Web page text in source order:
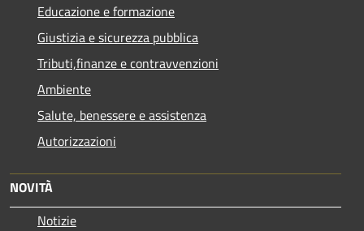
Educazione e formazione
Giustizia e sicurezza pubblica
Tributi,finanze e contravvenzioni
Ambiente
Salute, benessere e assistenza
Autorizzazioni
NOVITÀ
Notizie